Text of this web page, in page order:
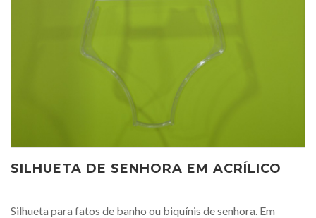
SILHUETA DE SENHORA EM ACRÍLICO
Silhueta para fatos de banho ou biquínis de senhora. Em